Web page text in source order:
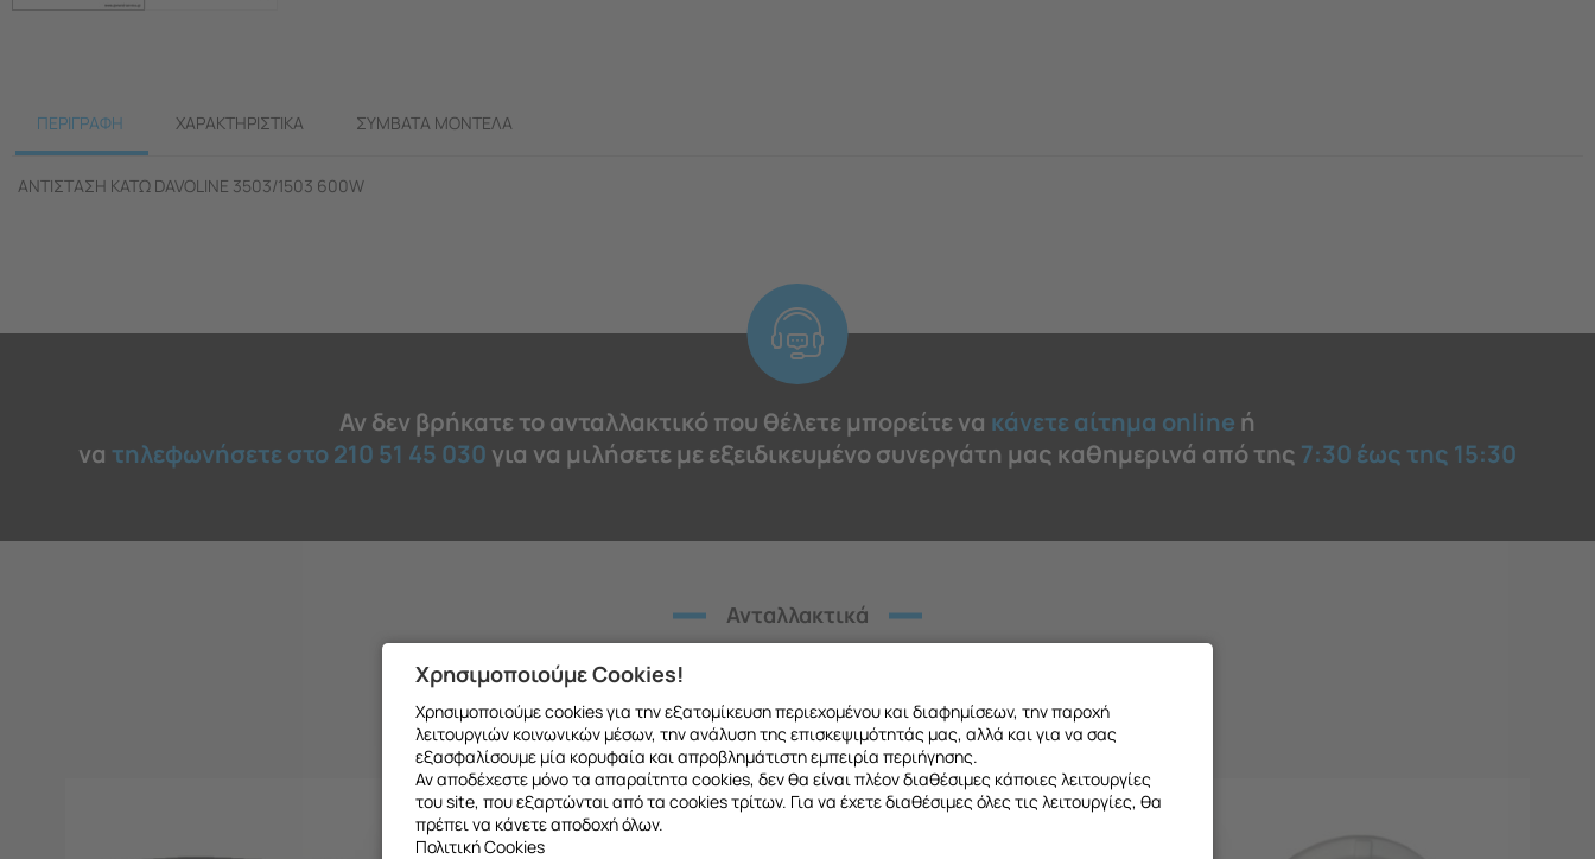
ΠΕΡΙΓΡΑΦΗ ΧΑΡΑΚΤΗΡΙΣΤΙΚΆ ΣΥΜΒΑΤΆ ΜΟΝΤΈΛΑ
ΑΝΤΙΣΤΑΣΗ ΚΑΤΩ DAVOLINE 3503/1503 600W
Αν δεν βρήκατε το ανταλλακτικό που θέλετε μπορείτε να κάνετε αίτημα online ή
να τηλεφωνήσετε στο 210 51 45 030 για να μιλήσετε με εξειδικευμένο συνεργάτη μας καθημερινά από της 7:30 έως της 15:30
Ανταλλακτικά
Λοιπά προϊόντα συσκευής
Χρησιμοποιούμε Cookies!
Χρησιμοποιούμε cookies για την εξατομίκευση περιεχομένου και διαφημίσεων, την παροχή
λειτουργιών κοινωνικών μέσων, την ανάλυση της επισκεψιμότητάς μας, αλλά και για να σας
εξασφαλίσουμε μία κορυφαία και απροβλημάτιστη εμπειρία περιήγησης.
Αν αποδέχεστε μόνο τα απαραίτητα cookies, δεν θα είναι πλέον διαθέσιμες κάποιες λειτουργίες
του site, που εξαρτώνται από τα cookies τρίτων. Για να έχετε διαθέσιμες όλες τις λειτουργίες, θα
πρέπει να κάνετε αποδοχή όλων.
Πολιτική Cookies